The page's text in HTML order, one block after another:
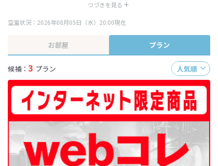
つづきを見る
み表記となりますが、消費税増税に伴い代金が一部変更となる場合がござい
※表示されている旅行代金・プラン内容は一定時間ごとに更新されます。最
空室状況：2026年08月05日（水）20:00現在
お部屋 プラン
候補： 3 プラン 人気順